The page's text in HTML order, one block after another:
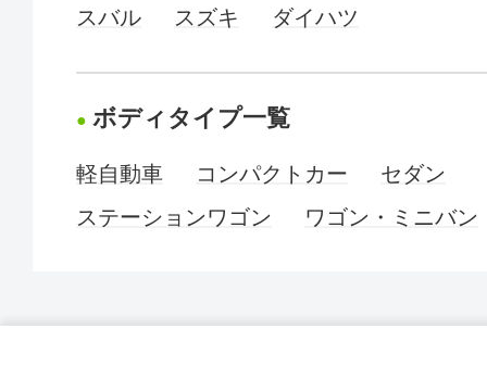
スバル
スズキ ダイハツ
ボディタイプ一覧
軽自動車 コンパクトカー
セダン
ステーションワゴン
ワゴン・ミニバン